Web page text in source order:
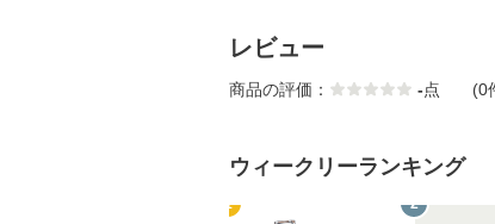
レビュー
商品の評価： -点 (0
ウィークリーランキング
1 2